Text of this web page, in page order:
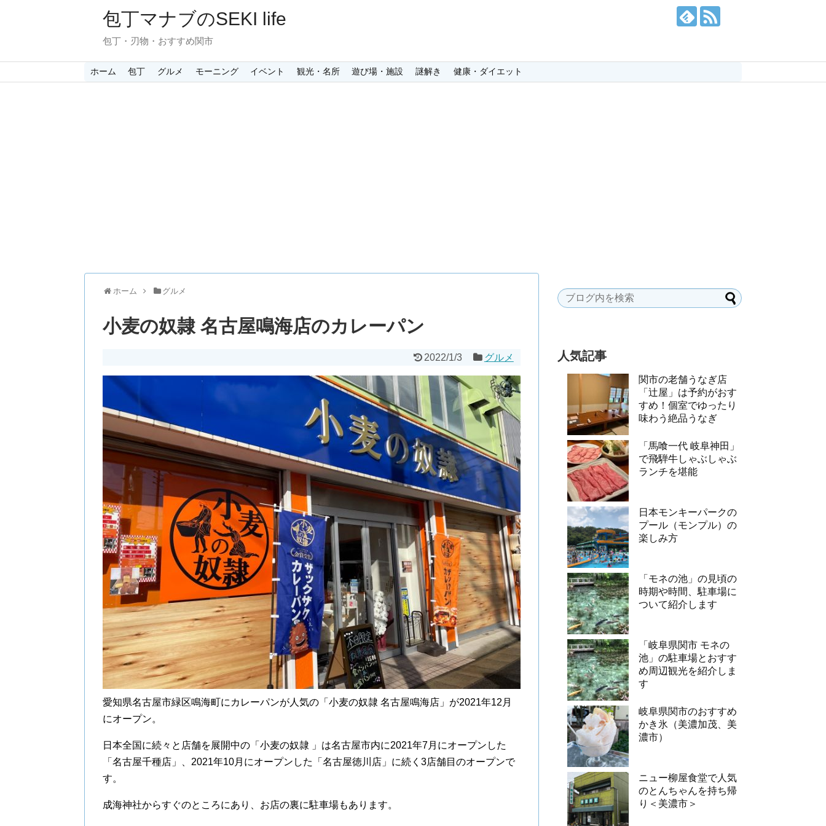
包丁マナブのSEKI life
包丁・刃物・おすすめ関市
ホーム 包丁 グルメ モーニング イベント 観光・名所 遊び場・施設 謎解き 健康・ダイエット
ホーム グルメ
小麦の奴隷 名古屋鳴海店のカレーパン
2022/1/3 グルメ
愛知県名古屋市緑区鳴海町にカレーパンが人気の「小麦の奴隷 名古屋鳴海店」が2021年12月
にオープン。
日本全国に続々と店舗を展開中の「小麦の奴隷 」は名古屋市内に2021年7月にオープンした
「名古屋千種店」、2021年10月にオープンした「名古屋徳川店」に続く3店舗目のオープンで
す。
成海神社からすぐのところにあり、お店の裏に駐車場もあります。
人気記事
関市の老舗うなぎ店
「辻屋」は予約がおす
すめ！個室でゆったり
味わう絶品うなぎ
「馬喰一代 岐阜神田」
で飛騨牛しゃぶしゃぶ
ランチを堪能
日本モンキーパークの
プール（モンプル）の
楽しみ方
「モネの池」の見頃の
時期や時間、駐車場に
ついて紹介します
「岐阜県関市 モネの
池」の駐車場とおすす
め周辺観光を紹介しま
す
岐阜県関市のおすすめ
かき氷（美濃加茂、美
濃市）
ニュー柳屋食堂で人気
のとんちゃんを持ち帰
り＜美濃市＞